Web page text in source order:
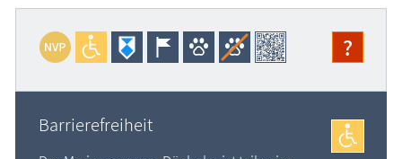
?
Barrierefreiheit